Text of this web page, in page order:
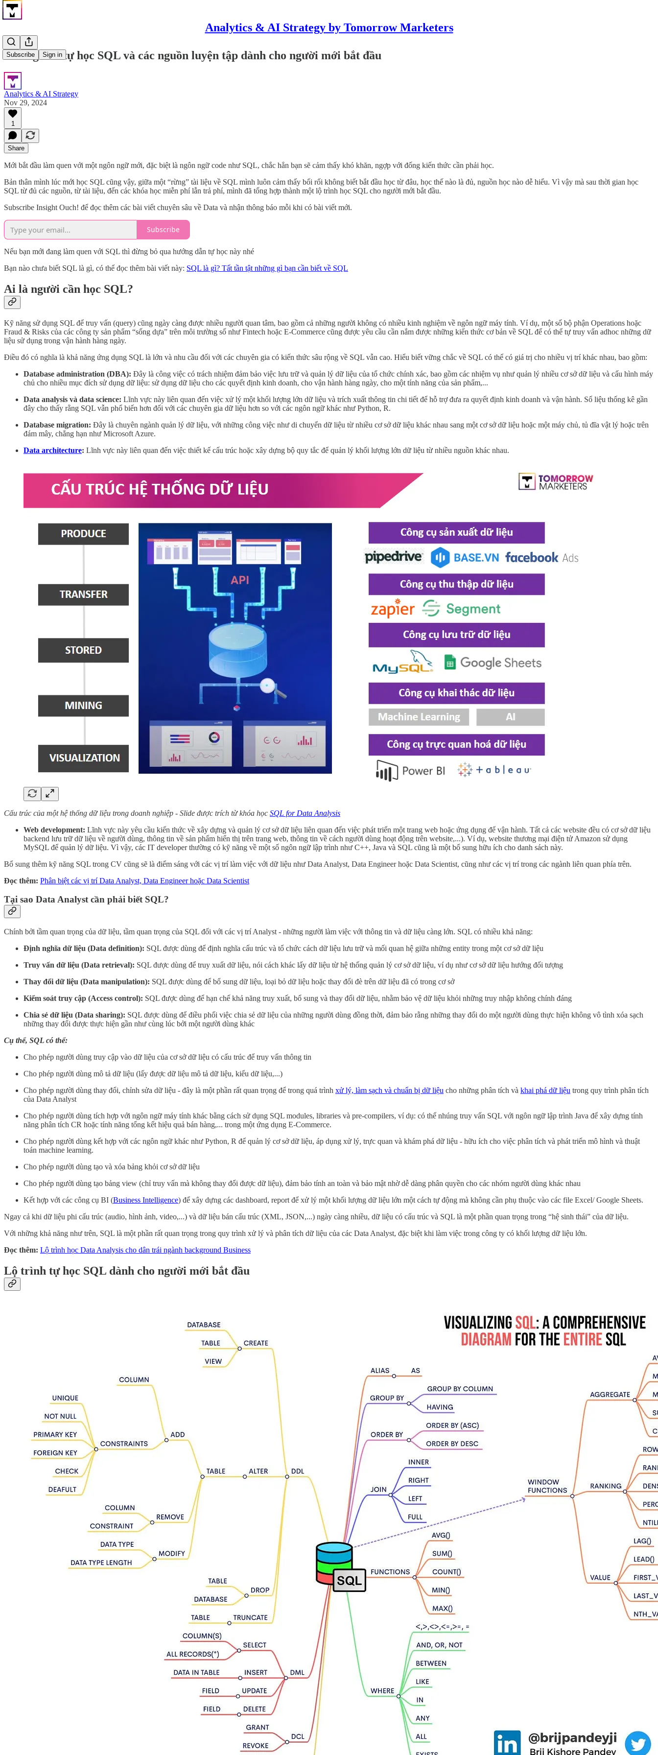
Analytics & AI Strategy by Tomorrow Marketers
Subscribe Sign in
Hướng dẫn tự học SQL và các nguồn luyện tập dành cho người mới bắt đầu
Analytics & AI Strategy
Nov 29, 2024
1
Share
Mới bắt đầu làm quen với một ngôn ngữ mới, đặc biệt là ngôn ngữ code như SQL, chắc hẳn bạn sẽ cảm thấy khó khăn, ngợp với đống kiến thức cần phải học.
Bản thân mình lúc mới học SQL cũng vậy, giữa một “rừng” tài liệu về SQL mình luôn cảm thấy bối rối không biết bắt đầu học từ đâu, học thế nào là đủ, nguồn học nào dễ hiểu. Vì vậy mà sau thời gian học
SQL từ đủ các nguồn, từ tài liệu, đến các khóa học miễn phí lẫn trả phí, mình đã tổng hợp thành một lộ trình học SQL cho người mới bắt đầu.
Subscribe Insight Ouch! để đọc thêm các bài viết chuyên sâu về Data và nhận thông báo mỗi khi có bài viết mới.
Subscribe
Nếu bạn mới đang làm quen với SQL thì đừng bỏ qua hướng dẫn tự học này nhé
Bạn nào chưa biết SQL là gì, có thể đọc thêm bài viết này: SQL là gì? Tất tần tật những gì bạn cần biết về SQL
Ai là người cần học SQL?
Kỹ năng sử dụng SQL để truy vấn (query) cũng ngày càng được nhiều người quan tâm, bao gồm cả những người không có nhiều kinh nghiệm về ngôn ngữ máy tính. Ví dụ, một số bộ phận Operations hoặc
Fraud & Risks của các công ty sản phẩm “sống dựa” trên môi trường số như Fintech hoặc E-Commerce cũng được yêu cầu cần nắm được những kiến thức cơ bản về SQL để có thể tự truy vấn adhoc những dữ
liệu sử dụng trong vận hành hàng ngày.
Điều đó có nghĩa là khả năng ứng dụng SQL là lớn và nhu cầu đối với các chuyên gia có kiến ​​thức sâu rộng về SQL vẫn cao. Hiểu biết vững chắc về SQL có thể có giá trị cho nhiều vị trí khác nhau, bao gồm:
Database administration (DBA): Đây là công việc có trách nhiệm đảm bảo việc lưu trữ và quản lý dữ liệu của tổ chức chính xác, bao gồm các nhiệm vụ như quản lý nhiều cơ sở dữ liệu và cấu hình máy
chủ cho nhiều mục đích sử dụng dữ liệu: sử dụng dữ liệu cho các quyết định kinh doanh, cho vận hành hàng ngày, cho một tính năng của sản phẩm,...
Data analysis và data science: Lĩnh vực này liên quan đến việc xử lý một khối lượng lớn dữ liệu và trích xuất thông tin chi tiết để hỗ trợ đưa ra quyết định kinh doanh và vận hành. Số liệu thống kê gần
đây cho thấy rằng SQL vẫn phổ biến hơn đối với các chuyên gia dữ liệu hơn so với các ngôn ngữ khác như Python, R.
Database migration: Đây là chuyên ngành quản lý dữ liệu, với những công việc như di chuyển dữ liệu từ nhiều cơ sở dữ liệu khác nhau sang một cơ sở dữ liệu hoặc một máy chủ, tủ đĩa vật lý hoặc trên
đám mây, chẳng hạn như Microsoft Azure.
Data architecture: Lĩnh vực này liên quan đến việc thiết kế cấu trúc hoặc xây dựng bộ quy tắc để quản lý khối lượng lớn dữ liệu từ nhiều nguồn khác nhau.
Cấu trúc của một hệ thống dữ liệu trong doanh nghiệp - Slide được trích từ khóa học SQL for Data Analysis
Web development: Lĩnh vực này yêu cầu kiến ​​thức về xây dựng và quản lý cơ sở dữ liệu liên quan đến việc phát triển một trang web hoặc ứng dụng để vận hành. Tất cả các website đều có cơ sở dữ liệu
backend lưu trữ dữ liệu về người dùng, thông tin về sản phẩm hiển thị trên trang web, thông tin về cách người dùng hoạt động trên website,...). Ví dụ, website thương mại điện tử Amazon sử dụng
MySQL để quản lý dữ liệu. Vì vậy, các IT developer thường có kỹ năng về một số ngôn ngữ lập trình như C++, Java và SQL cũng là một bổ sung hữu ích cho danh sách này.
Bổ sung thêm kỹ năng SQL trong CV cũng sẽ là điểm sáng với các vị trí làm việc với dữ liệu như Data Analyst, Data Engineer hoặc Data Scientist, cũng như các vị trí trong các ngành liên quan phía trên.
Đọc thêm: Phân biệt các vị trí Data Analyst, Data Engineer hoặc Data Scientist
Tại sao Data Analyst cần phải biết SQL?
Chính bởi tầm quan trọng của dữ liệu, tầm quan trọng của SQL đối với các vị trí Analyst - những người làm việc với thông tin và dữ liệu càng lớn. SQL có nhiều khả năng:
Định nghĩa dữ liệu (Data definition): SQL được dùng để định nghĩa cấu trúc và tổ chức cách dữ liệu lưu trữ và mối quan hệ giữa những entity trong một cơ sở dữ liệu
Truy vấn dữ liệu (Data retrieval): SQL được dùng để truy xuất dữ liệu, nói cách khác lấy dữ liệu từ hệ thống quản lý cơ sở dữ liệu, ví dụ như cơ sở dữ liệu hướng đối tượng
Thay đổi dữ liệu (Data manipulation): SQL được dùng để bổ sung dữ liệu, loại bỏ dữ liệu hoặc thay đổi đè trên dữ liệu đã có trong cơ sở
Kiểm soát truy cập (Access control): SQL được dùng để hạn chế khả năng truy xuất, bổ sung và thay đổi dữ liệu, nhằm bảo vệ dữ liệu khỏi những truy nhập không chính đáng
Chia sẻ dữ liệu (Data sharing): SQL được dùng để điều phối việc chia sẻ dữ liệu của những người dùng đồng thời, đảm bảo rằng những thay đổi do một người dùng thực hiện không vô tình xóa sạch
những thay đổi được thực hiện gần như cùng lúc bởi một người dùng khác
Cụ thể, SQL có thể:
Cho phép người dùng truy cập vào dữ liệu của cơ sở dữ liệu có cấu trúc để truy vấn thông tin
Cho phép người dùng mô tả dữ liệu (lấy được dữ liệu mô tả dữ liệu, kiểu dữ liệu,...)
Cho phép người dùng thay đổi, chỉnh sửa dữ liệu - đây là một phần rất quan trọng để trong quá trình xử lý, làm sạch và chuẩn bị dữ liệu cho những phân tích và khai phá dữ liệu trong quy trình phân tích
của Data Analyst
Cho phép người dùng tích hợp với ngôn ngữ máy tính khác bằng cách sử dụng SQL modules, libraries và pre-compilers, ví dụ: có thể nhúng truy vấn SQL với ngôn ngữ lập trình Java để xây dựng tính
năng phân tích CR hoặc tính năng tổng kết hiệu quả bán hàng,... trong một ứng dụng E-Commerce.
Cho phép người dùng kết hợp với các ngôn ngữ khác như Python, R để quản lý cơ sở dữ liệu, áp dụng xử lý, trực quan và khám phá dữ liệu - hữu ích cho việc phân tích và phát triển mô hình và thuật
toán machine learning.
Cho phép người dùng tạo và xóa bảng khỏi cơ sở dữ liệu
Cho phép người dùng tạo bảng view (chỉ truy vấn mà không thay đổi được dữ liệu), đảm bảo tính an toàn và bảo mật nhờ dễ dàng phân quyền cho các nhóm người dùng khác nhau
Kết hợp với các công cụ BI (Business Intelligence) để xây dựng các dashboard, report để xử lý một khối lượng dữ liệu lớn một cách tự động mà không cần phụ thuộc vào các file Excel/ Google Sheets.
Ngay cả khi dữ liệu phi cấu trúc (audio, hình ảnh, video,...) và dữ liệu bán cấu trúc (XML, JSON,...) ngày càng nhiều, dữ liệu có cấu trúc và SQL là một phần quan trọng trong “hệ sinh thái” của dữ liệu.
Với những khả năng như trên, SQL là một phần rất quan trọng trong quy trình xử lý và phân tích dữ liệu của các Data Analyst, đặc biệt khi làm việc trong công ty có khối lượng dữ liệu lớn.
Đọc thêm: Lộ trình học Data Analysis cho dân trái ngành background Business
Lộ trình tự học SQL dành cho người mới bắt đầu